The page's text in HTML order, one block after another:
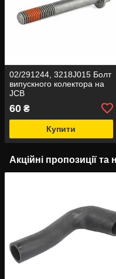
02/291244, 3218J015 Болт
випускного колектора на
JCB
60 ₴
Купити
Акційні пропозиції та